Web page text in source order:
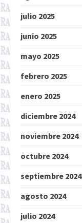
julio 2025
junio 2025
mayo 2025
febrero 2025
enero 2025
diciembre 2024
noviembre 2024
octubre 2024
septiembre 2024
agosto 2024
julio 2024